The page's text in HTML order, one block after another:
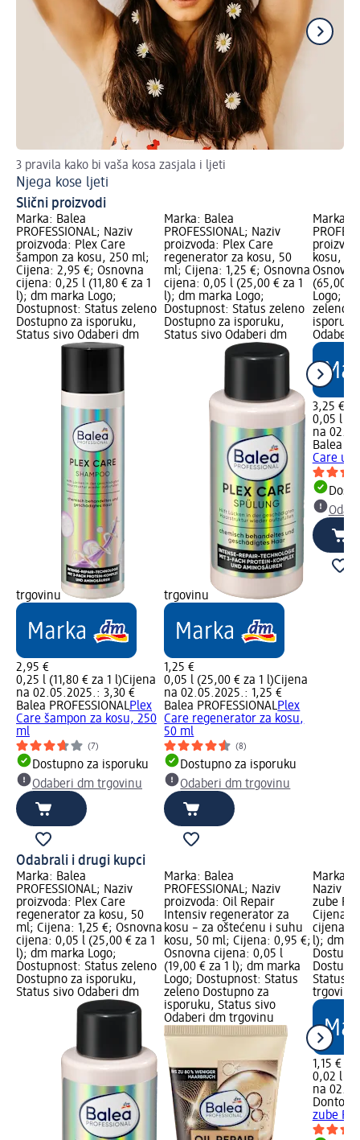
3 pravila kako bi vaša kosa zasjala i ljeti
Njega kose ljeti
Slični proizvodi
Marka: Balea
PROFESSIONAL; Naziv
proizvoda: Plex Care
šampon za kosu, 250 ml;
Cijena: 2,95 €; Osnovna
cijena: 0,25 l (11,80 € za 1
l); dm marka Logo;
Dostupnost: Status zeleno
Dostupno za isporuku,
Status sivo Odaberi dm
trgovinu
2,95 €
0,25 l (11,80 € za 1 l)Cijena
na 02.05.2025.: 3,30 €
Balea PROFESSIONALPlex
Care šampon za kosu, 250
ml
(7)
Dostupno za isporuku
Odaberi dm trgovinu
Marka: Balea
PROFESSIONAL; Naziv
proizvoda: Plex Care
regenerator za kosu, 50
ml; Cijena: 1,25 €; Osnovna
cijena: 0,05 l (25,00 € za 1
l); dm marka Logo;
Dostupnost: Status zeleno
Dostupno za isporuku,
Status sivo Odaberi dm
trgovinu
1,25 €
0,05 l (25,00 € za 1 l)Cijena
na 02.05.2025.: 1,25 €
Balea PROFESSIONALPlex
Care regenerator za kosu,
50 ml
(8)
Dostupno za isporuku
Odaberi dm trgovinu
Marka:
kosu,
(65,00 €
Logo;
zeleno
Odaberi
3,25 €
0,05 l
na
Balea
Care
Odabrali i drugi kupci
Marka: Balea
PROFESSIONAL; Naziv
proizvoda: Plex Care
regenerator za kosu, 50
ml; Cijena: 1,25 €; Osnovna
cijena: 0,05 l (25,00 € za 1
l); dm marka Logo;
Dostupnost: Status zeleno
Dostupno za isporuku,
Status sivo Odaberi dm
Marka: Balea
PROFESSIONAL; Naziv
proizvoda: Oil Repair
Intensiv regenerator za
kosu – za oštećenu i suhu
kosu, 50 ml; Cijena: 0,95 €;
Osnovna cijena: 0,05 l
(19,00 € za 1 l); dm marka
Logo; Dostupnost: Status
zeleno Dostupno za
isporuku, Status sivo
Odaberi dm trgovinu
Marka:
Naziv
zube
Cijena:
cijena:
l); dm
Status
trgovinu
1,15 €
0,02 l
na
zube